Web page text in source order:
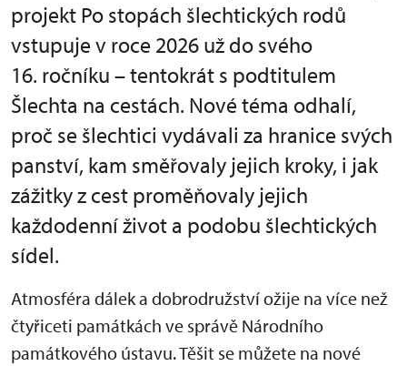
projekt Po stopách šlechtických rodů
vstupuje v roce 2026 už do svého
16. ročníku – tentokrát s podtitulem
Šlechta na cestách. Nové téma odhalí,
proč se šlechtici vydávali za hranice svých
panství, kam směřovaly jejich kroky, i jak
zážitky z cest proměňovaly jejich
každodenní život a podobu šlechtických
sídel.
Atmosféra dálek a dobrodružství ožije na více než
čtyřiceti památkách ve správě Národního
památkového ústavu. Těšit se můžete na nové